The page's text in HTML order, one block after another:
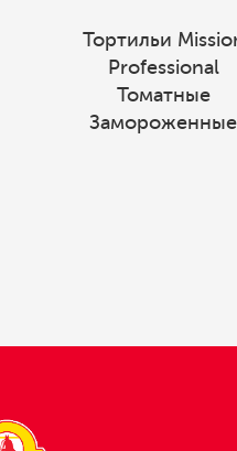
Тортильи
Professional
Томатные
Замороженные